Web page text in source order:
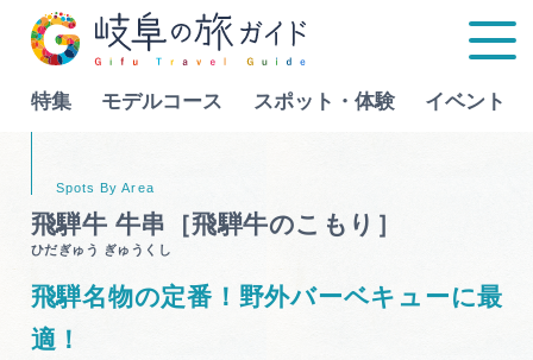
特集 モデルコース スポット・体験 イベント
Language
飛騨牛 牛串［飛騨牛のこもり］
ひだぎゅう ぎゅうくし
飛騨名物の定番！野外バーベキューに最
適！